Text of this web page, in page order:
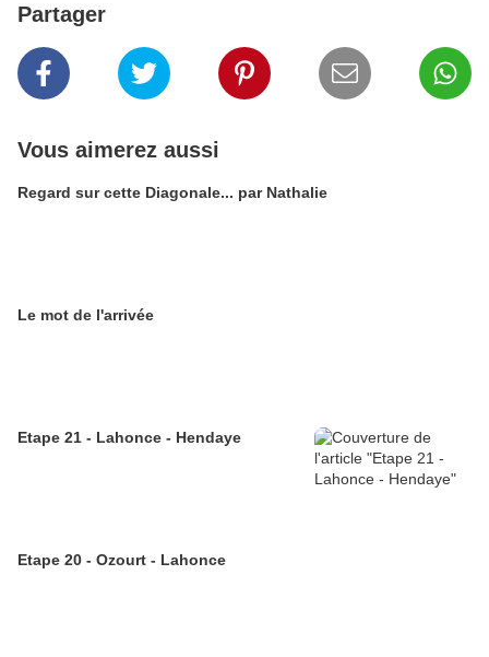
Partager
Vous aimerez aussi
Regard sur cette Diagonale... par Nathalie
Le mot de l'arrivée
Etape 21 - Lahonce - Hendaye
Etape 20 - Ozourt - Lahonce